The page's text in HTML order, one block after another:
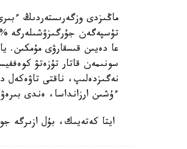
ماڭىزدى وزگەرىستەردىڭ
عا دەيىن قىسقارۋى مۇمكىن.
سونىمەن قاتار تۇزەتۋ
نەگىزدەلىپ، ناقتى تاۋەكەل
ءۇشىن ارزانداسا، ەندى
ايتا كەتەيىك، بۇل ازىرگە